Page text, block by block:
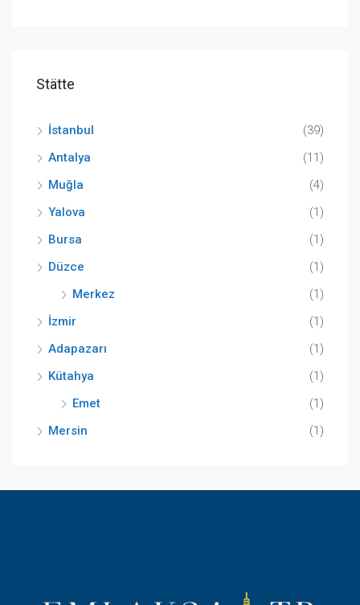
Stätte
İstanbul
(39)
Antalya
(11)
Muğla
(4)
Yalova
(1)
Bursa
(1)
Düzce
(1)
Merkez
(1)
İzmir
(1)
Adapazarı
(1)
Kütahya
(1)
Emet
(1)
Mersin
(1)